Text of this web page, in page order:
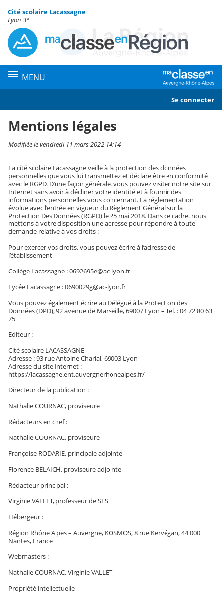
Contenu
Cité scolaire Lacassagne
Lyon 3°
MENU
Se connecter
Mentions légales
Modifiée le vendredi 11 mars 2022 14:14
La cité scolaire Lacassagne veille à la protection des données
personnelles que vous lui transmettez et déclare être en conformité
avec le RGPD. D’une façon générale, vous pouvez visiter notre site sur
Internet sans avoir à décliner votre identité et à fournir des
informations personnelles vous concernant. La réglementation
évolue avec l’entrée en vigueur du Règlement Général sur la
Protection Des Données (RGPD) le 25 mai 2018. Dans ce cadre, nous
mettons à votre disposition une adresse pour répondre à toute
demande relative à vos droits :
Pour exercer vos droits, vous pouvez écrire à l’adresse de
l’établissement
Collège Lacassagne : 0692695e@ac-lyon.fr
Lycée Lacassagne : 0690029g@ac-lyon.fr
Vous pouvez également écrire au Délégué à la Protection des
Données (DPD), 92 avenue de Marseille, 69007 Lyon – Tel. : 04 72 80 63
75
Editeur :
Cité scolaire LACASSAGNE
Adresse : 93 rue Antoine Charial, 69003 Lyon
Adresse du site Internet :
https://lacassagne.ent.auvergnerhonealpes.fr/
Directeur de la publication :
Nathalie COURNAC, proviseure
Rédacteurs en chef :
Nathalie COURNAC, proviseure
Françoise RODARIE, principale adjointe
Florence BELAICH, proviseure adjointe
Rédacteur principal :
Virginie VALLET, professeur de SES
Hébergeur :
Région Rhône Alpes – Auvergne, KOSMOS, 8 rue Kervégan, 44 000
Nantes, France
Webmasters :
Nathalie COURNAC, Virginie VALLET
Propriété intellectuelle